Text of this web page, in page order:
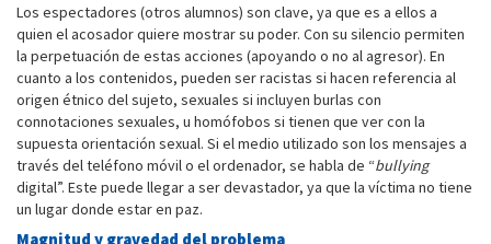
Los espectadores (otros alumnos) son clave, ya que es a ellos a
quien el acosador quiere mostrar su poder. Con su silencio permiten
la perpetuación de estas acciones (apoyando o no al agresor). En
cuanto a los contenidos, pueden ser racistas si hacen referencia al
origen étnico del sujeto, sexuales si incluyen burlas con
connotaciones sexuales, u homófobos si tienen que ver con la
supuesta orientación sexual. Si el medio utilizado son los mensajes a
través del teléfono móvil o el ordenador, se habla de “bullying
digital”. Este puede llegar a ser devastador, ya que la víctima no tiene
un lugar donde estar en paz.
Magnitud y gravedad del problema